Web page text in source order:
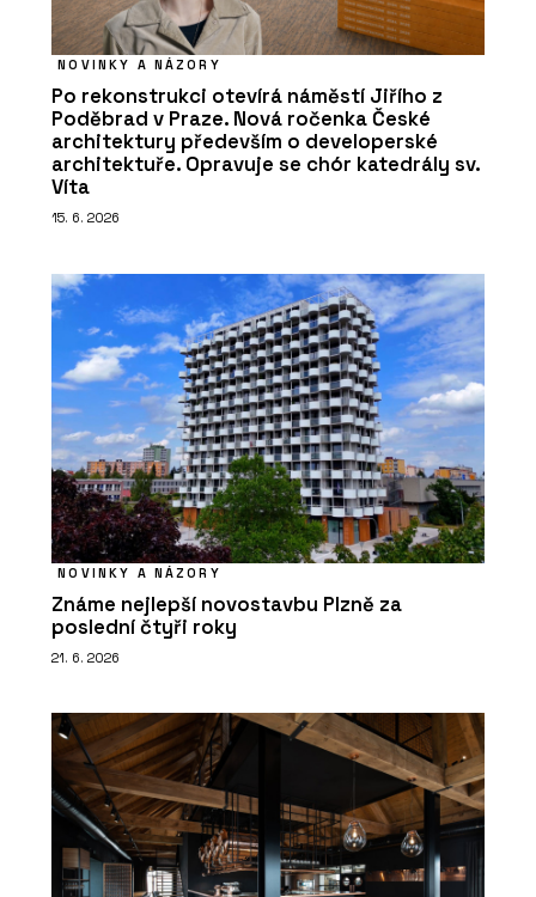
NOVINKY A NÁZORY
Po rekonstrukci otevírá náměstí Jiřího z
Poděbrad v Praze. Nová ročenka České
architektury především o developerské
architektuře. Opravuje se chór katedrály sv.
Víta
15. 6. 2026
NOVINKY A NÁZORY
Známe nejlepší novostavbu Plzně za
poslední čtyři roky
21. 6. 2026